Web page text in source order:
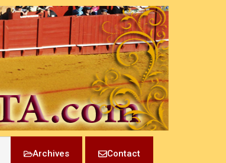
Archives Contact